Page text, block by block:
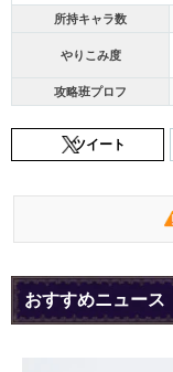
所持キャラ数
やりこみ度
攻略班プロフ
ツイート
おすすめニュース